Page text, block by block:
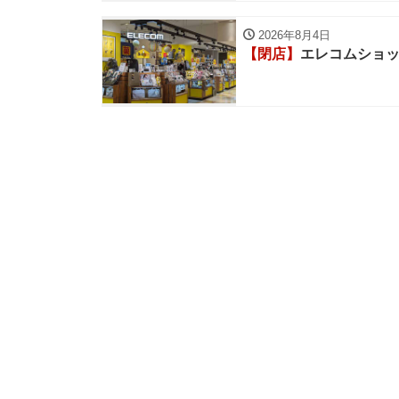
2026年8月4日
【閉店】 エレコムショ